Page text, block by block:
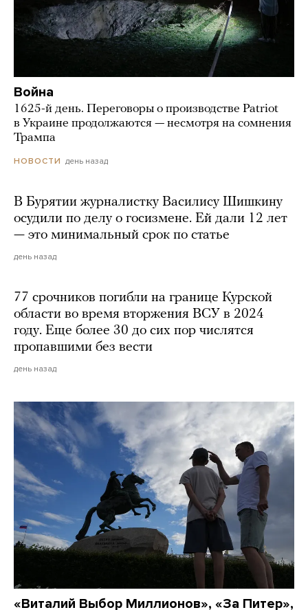
Война
1625-й день. Переговоры о производстве Patriot
в Украине продолжаются — несмотря на сомнения
Трампа
НОВОСТИ день назад
В Бурятии журналистку Василису Шишкину
осудили по делу о госизмене. Ей дали 12 лет
— это минимальный срок по статье
день назад
77 срочников погибли на границе Курской
области во время вторжения ВСУ в 2024
году. Еще более 30 до сих пор числятся
пропавшими без вести
день назад
«Виталий Выбор Миллионов», «За Питер»,